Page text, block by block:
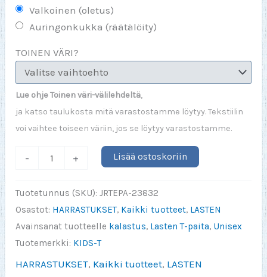
Valkoinen (oletus)
Auringonkukka (räätälöity)
TOINEN VÄRI?
Lue ohje Toinen väri-välilehdeltä,
ja katso taulukosta mitä varastostamme löytyy. Tekstiilin
voi vaihtee toiseen väriin, jos se löytyy varastostamme.
-
T)
+ Lisää ostoskoriin
Tuotetunnus (SKU):JRTEPA-23832
Osastot: HARRASTUKSET, Kaikki tuotteet, LASTEN
Avainsanat tuotteelle kalastus, Lasten T-paita, Unisex
Tuotemerkki: KIDS-T
HARRASTUKSET, Kaikki tuotteet, LASTEN